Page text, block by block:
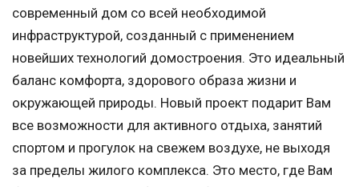
современный дом со всей необходимой
инфраструктурой, созданный с применением
новейших технологий домостроения. Это идеальный
баланс комфорта, здорового образа жизни и
окружающей природы. Новый проект подарит Вам
все возможности для активного отдыха, занятий
спортом и прогулок на свежем воздухе, не выходя
за пределы жилого комплекса. Это место, где Вам